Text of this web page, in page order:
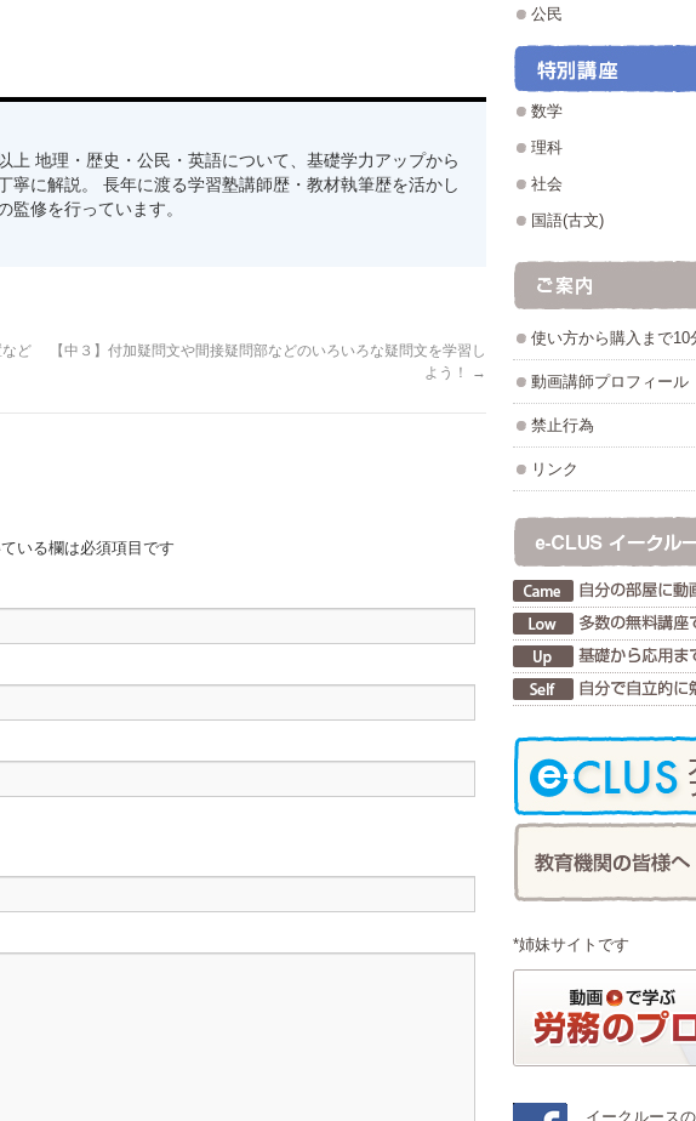
上 地理・歴史・公民・英語について、基礎学力アップから
寧に解説。 長年に渡る学習塾講師歴・教材執筆歴を活かし
監修を行っています。
ど
【中３】付加疑問文や間接疑問部などのいろいろな疑問文を学習し
よう！
→
いる欄は必須項目です
公民
数学
理科
社会
国語(古文)
使い方から購入まで10
動画講師プロフィール
禁止行為
リンク
*姉妹サイトです
イークルースの